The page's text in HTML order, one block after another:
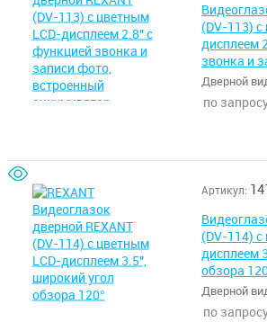
(DV-113)
дисплеем
звонка и
Дверной
по
Артикул:
(DV-114)
дисплеем
обзора
Дверной
по